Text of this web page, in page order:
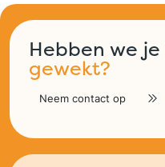
Hebben we je
gewekt?
Neem contact op